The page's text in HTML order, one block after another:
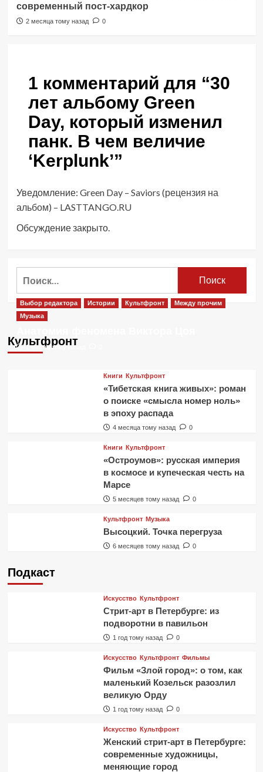
современный пост-хардкор
2 месяца тому назад 0
1 комментарий для “30
лет альбому Green
Day, который изменил
панк. В чем величие
‘Kerplunk’”
Уведомление: Green Day – Saviors (рецензия на
альбом) – LASTTANGO.RU
Обсуждение закрыто.
Культфронт
Выбор редактора Истории Культфронт
Между прочим
Музыка
1 месяц тому назад
Книги Культфронт
«Тибетская книга живых»: роман
о поиске «смысла номер ноль»
в эпоху распада
4 месяца тому назад 0
Книги Культфронт
«Остроумов»: русская империя
в космосе и купеческая честь на
Марсе
5 месяцев тому назад 0
Культфронт Музыка
Высоцкий. Точка перегруза
6 месяцев тому назад 0
Подкаст
Искусство Культфронт
Стрит-арт в Петербурге: из
подворотни в павильон
1 год тому назад 0
Искусство Культфронт Фильмы
Фильм «Злой город»: о том, как
маленький Козельск разозлил
великую Орду
1 год тому назад 0
Искусство Культфронт
Женский стрит-арт в Петербурге:
современные художницы,
меняющие город